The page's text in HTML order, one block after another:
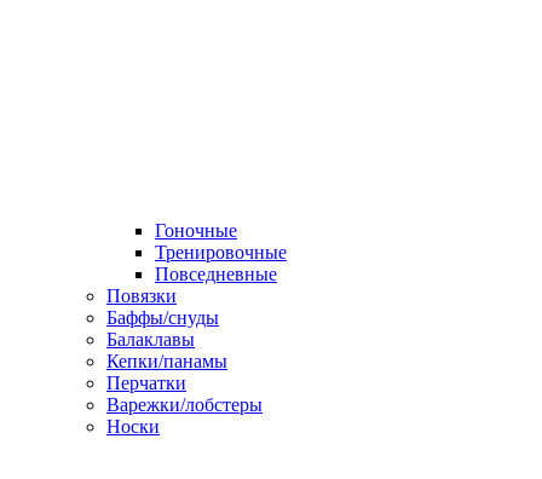
Гоночные
Тренировочные
Повседневные
Повязки
Баффы/снуды
Балаклавы
Кепки/панамы
Перчатки
Варежки/лобстеры
Носки